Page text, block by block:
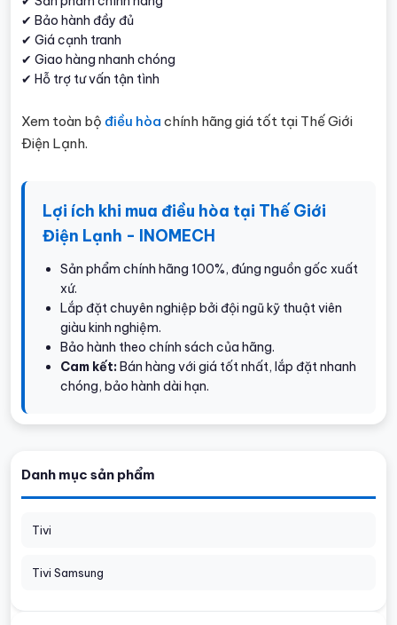
Danh mục sản phẩm
Tivi
Tivi Samsung
✔ Bảo hành đầy đủ
✔ Giá cạnh tranh
✔ Giao hàng nhanh chóng
✔ Hỗ trợ tư vấn tận tình
Xem toàn bộ điều hòa chính hãng giá tốt tại Thế Giới
Điện Lạnh.
Lợi ích khi mua điều hòa tại Thế Giới
Điện Lạnh - INOMECH
Sản phẩm chính hãng 100%, đúng nguồn gốc xuất
xứ.
Lắp đặt chuyên nghiệp bởi đội ngũ kỹ thuật viên
giàu kinh nghiệm.
Bảo hành theo chính sách của hãng.
Cam kết:Bán hàng với giá tốt nhất, lắp đặt nhanh
chóng, bảo hành dài hạn.